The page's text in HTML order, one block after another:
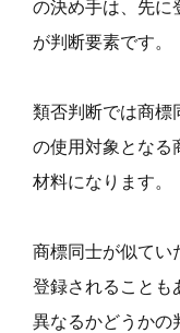
の決め手は、先に
が判断要素です。
類否判断では商標
の使用対象となる
材料になります。
商標同士が似てい
登録されることも
異なるかどうかの